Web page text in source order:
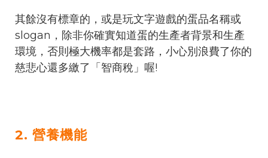
其餘沒有標章的，或是玩文字遊戲的蛋品名稱或
slogan，除非你確實知道蛋的生產者背景和生產
環境，否則極大機率都是套路，小心別浪費了你的
慈悲心還多繳了「智商稅」喔!
2. 營養機能